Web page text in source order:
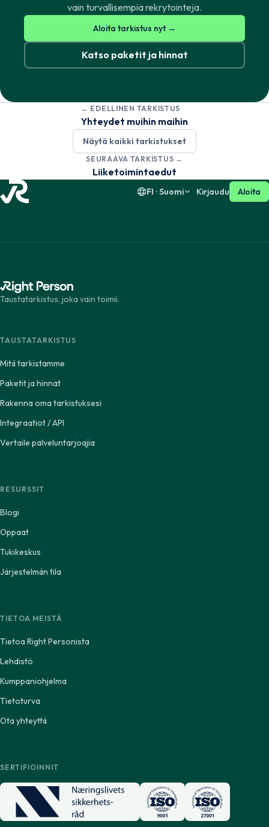
vain turvallisempia rekrytointeja.
Aloita tarkistus nyt →
Katso paketit ja hinnat
← EDELLINEN TARKISTUS
Yhteydet muihin maihin
Näytä kaikki tarkistukset
SEURAAVA TARKISTUS →
Liiketoimintaedut
FI · Suomi
Norsk English
Svenska English
Dansk English
Suomi English
Kirjaudu Aloita
Taustatarkistus, joka vain toimii.
TAUSTATARKISTUS
Mitä tarkistamme
Paketit ja hinnat
Rakenna oma tarkistuksesi
Integraatiot / API
Vertaile palveluntarjoajia
RESURSSIT
Blogi
Oppaat
Tukikeskus
Järjestelmän tila
TIETOA MEISTÄ
Tietoa Right Personista
Lehdistö
Kumppaniohjelma
Tietoturva
Ota yhteyttä
SERTIFIOINNIT